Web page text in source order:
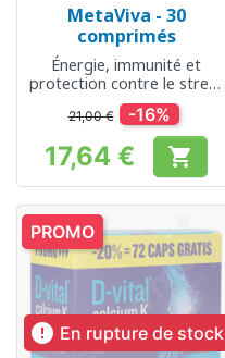
MetaViva - 30
comprimés
Énergie, immunité et
protection contre le stress
oxydatif
21,00 € -16%
Prix
17,64 € 
 En rupture de stock
PROMO